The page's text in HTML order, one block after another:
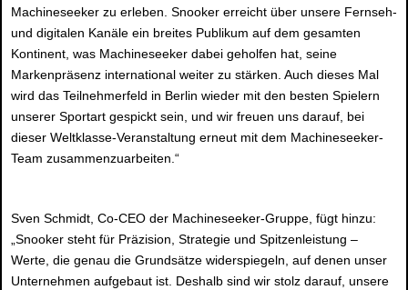
Machineseeker zu erleben. Snooker erreicht über unsere Fernseh-
und digitalen Kanäle ein breites Publikum auf dem gesamten
Kontinent, was Machineseeker dabei geholfen hat, seine
Markenpräsenz international weiter zu stärken. Auch dieses Mal
wird das Teilnehmerfeld in Berlin wieder mit den besten Spielern
unserer Sportart gespickt sein, und wir freuen uns darauf, bei
dieser Weltklasse-Veranstaltung erneut mit dem Machineseeker-
Team zusammenzuarbeiten.“
Sven Schmidt, Co-CEO der Machineseeker-Gruppe, fügt hinzu:
„Snooker steht für Präzision, Strategie und Spitzenleistung –
Werte, die genau die Grundsätze widerspiegeln, auf denen unser
Unternehmen aufgebaut ist. Deshalb sind wir stolz darauf, unsere